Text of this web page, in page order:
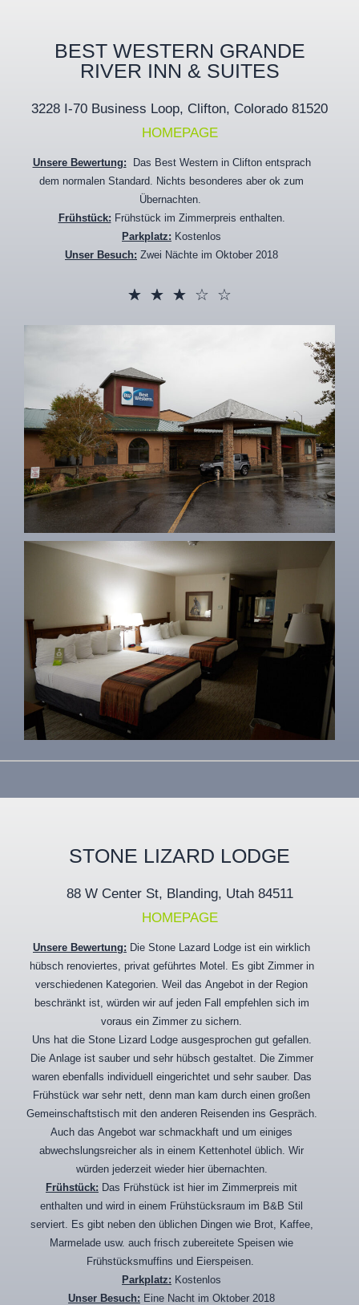
BEST WESTERN GRANDE
RIVER INN & SUITES
3228 I-70 Business Loop, Clifton, Colorado 81520
HOMEPAGE
Unsere Bewertung: Das Best Western in Clifton entsprach
dem normalen Standard. Nichts besonderes aber ok zum
Übernachten.
Frühstück: Frühstück im Zimmerpreis enthalten.
Parkplatz: Kostenlos
Unser Besuch: Zwei Nächte im Oktober 2018
☆ ☆ ☆ ☆ ☆
STONE LIZARD LODGE
88 W Center St, Blanding, Utah 84511
HOMEPAGE
Unsere Bewertung: Die Stone Lazard Lodge ist ein wirklich
hübsch renoviertes, privat geführtes Motel. Es gibt Zimmer in
verschiedenen Kategorien. Weil das Angebot in der Region
beschränkt ist, würden wir auf jeden Fall empfehlen sich im
voraus ein Zimmer zu sichern.
Uns hat die Stone Lizard Lodge ausgesprochen gut gefallen.
Die Anlage ist sauber und sehr hübsch gestaltet. Die Zimmer
waren ebenfalls individuell eingerichtet und sehr sauber. Das
Frühstück war sehr nett, denn man kam durch einen großen
Gemeinschaftstisch mit den anderen Reisenden ins Gespräch.
Auch das Angebot war schmackhaft und um einiges
abwechslungsreicher als in einem Kettenhotel üblich. Wir
würden jederzeit wieder hier übernachten.
Frühstück: Das Frühstück ist hier im Zimmerpreis mit
enthalten und wird in einem Frühstücksraum im B&B Stil
serviert. Es gibt neben den üblichen Dingen wie Brot, Kaffee,
Marmelade usw. auch frisch zubereitete Speisen wie
Frühstücksmuffins und Eierspeisen.
Parkplatz: Kostenlos
Unser Besuch: Eine Nacht im Oktober 2018